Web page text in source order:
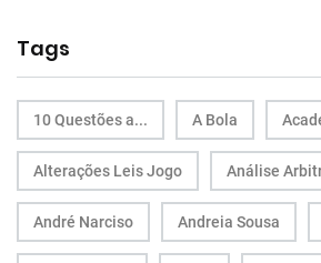
Tags
10 Questões a... A Bola
Alterações Leis Jogo Análise
André Narciso Andreia Sousa